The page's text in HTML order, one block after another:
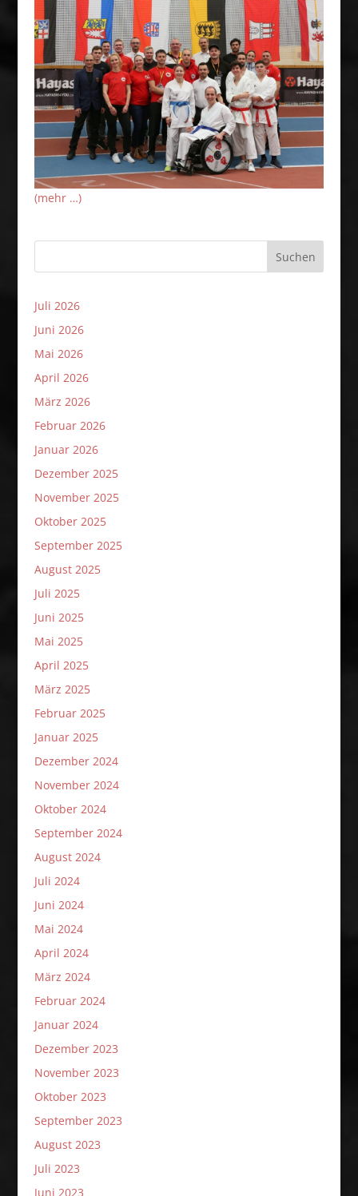
(mehr …)
Suchen
Juli 2026
Juni 2026
Mai 2026
April 2026
März 2026
Februar 2026
Januar 2026
Dezember 2025
November 2025
Oktober 2025
September 2025
August 2025
Juli 2025
Juni 2025
Mai 2025
April 2025
März 2025
Februar 2025
Januar 2025
Dezember 2024
November 2024
Oktober 2024
September 2024
August 2024
Juli 2024
Juni 2024
Mai 2024
April 2024
März 2024
Februar 2024
Januar 2024
Dezember 2023
November 2023
Oktober 2023
September 2023
August 2023
Juli 2023
Juni 2023